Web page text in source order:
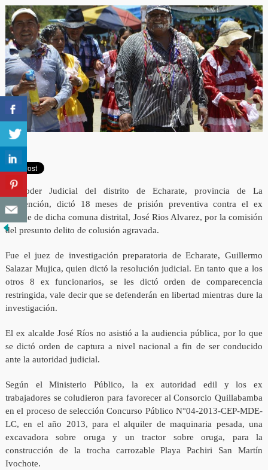
El Poder Judicial del distrito de Echarate, provincia de La
convención, dictó 18 meses de prisión preventiva contra el ex
alcalde de dicha comuna distrital, José Rios Alvarez, por la comisión
del presunto delito de colusión agravada.
Fue el juez de investigación preparatoria de Echarate, Guillermo
Salazar Mujica, quien dictó la resolución judicial. En tanto que a los
otros 8 ex funcionarios, se les dictó orden de comparecencia
restringida, vale decir que se defenderán en libertad mientras dure la
investigación.
El ex alcalde José Ríos no asistió a la audiencia pública, por lo que
se dictó orden de captura a nivel nacional a fin de ser conducido
ante la autoridad judicial.
Según el Ministerio Público, la ex autoridad edil y los ex
trabajadores se coludieron para favorecer al Consorcio Quillabamba
en el proceso de selección Concurso Público N°04-2013-CEP-MDE-
LC, en el año 2013, para el alquiler de maquinaria pesada, una
excavadora sobre oruga y un tractor sobre oruga, para la
construcción de la trocha carrozable Playa Pachiri San Martín
Ivochote.